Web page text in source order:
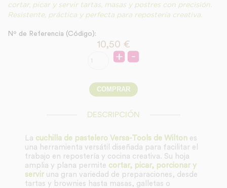
cortar, picar y servir tartas, masas y postres con precisión.
Resistente, práctica y perfecta para repostería creativa.
Nº de Referencia (Código):
10,50 €
DESCRIPCIÓN
La cuchilla de pastelero Versa-Tools de Wiltones
una herramienta versátil diseñada para facilitar el
trabajo en repostería y cocina creativa. Su hoja
amplia y plana permite cortar, picar, porcionar y
serviruna gran variedad de preparaciones, desde
tartas y brownies hasta masas, galletas o